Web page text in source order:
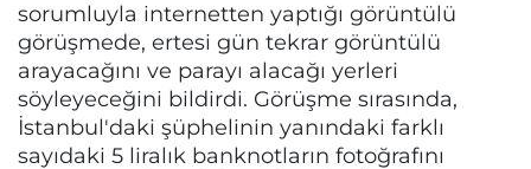
sorumluyla internetten yaptığı görüntülü
görüşmede, ertesi gün tekrar görüntülü
arayacağını ve parayı alacağı yerleri
söyleyeceğini bildirdi. Görüşme sırasında,
İstanbul'daki şüphelinin yanındaki farklı
sayıdaki 5 liralık banknotların fotoğrafını